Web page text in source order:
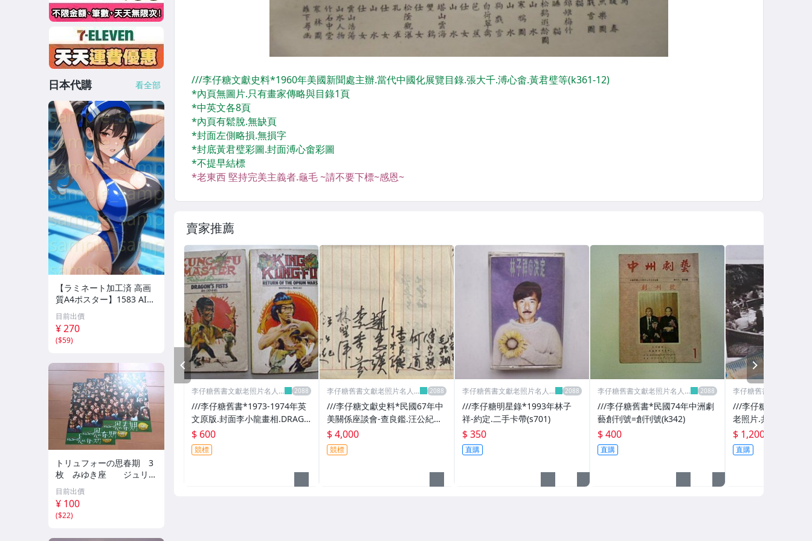
賣家推薦
李仔糖舊書文獻老照片名人
///李仔糖舊書*1973-1974年英
文原版.封面李小龍畫相.DRAGO
NS FISTS及RETURN OF THE O
PIUM WARS.共2本(k326)
$ 600
競標
李仔糖舊書文獻老照片名人
///李仔糖文獻史料*民國67年中
美關係座談會-查良鑑.汪公紀等
共20位簽名(k522-13)
$ 4,000
競標
李仔糖舊書文獻老照片名人
///李仔糖明星錄*1993年林子
祥-約定.二手卡帶(s701)
$ 350
直購
李仔糖舊書文獻老照片名人
///李仔糖舊書*民國74年中洲劇
藝創刊號=創刊號(k342)
$ 400
直購
李仔糖舊書文獻老照片
///李仔糖老照片*早
老照片.共7張(s801-
$ 1,200
直購
PREV
日本代購 看全部
【ラミネート加工済 高画
質A4ポスター】1583 AI美
女 イラスト ポスター セク
シー かわいい 水着 下着
目前出價
¥ 270
($59)
トリュフォーの思春期 3
枚 みゆき座 ジュリー
デムソー ｋ
目前出價
¥ 100
($22)